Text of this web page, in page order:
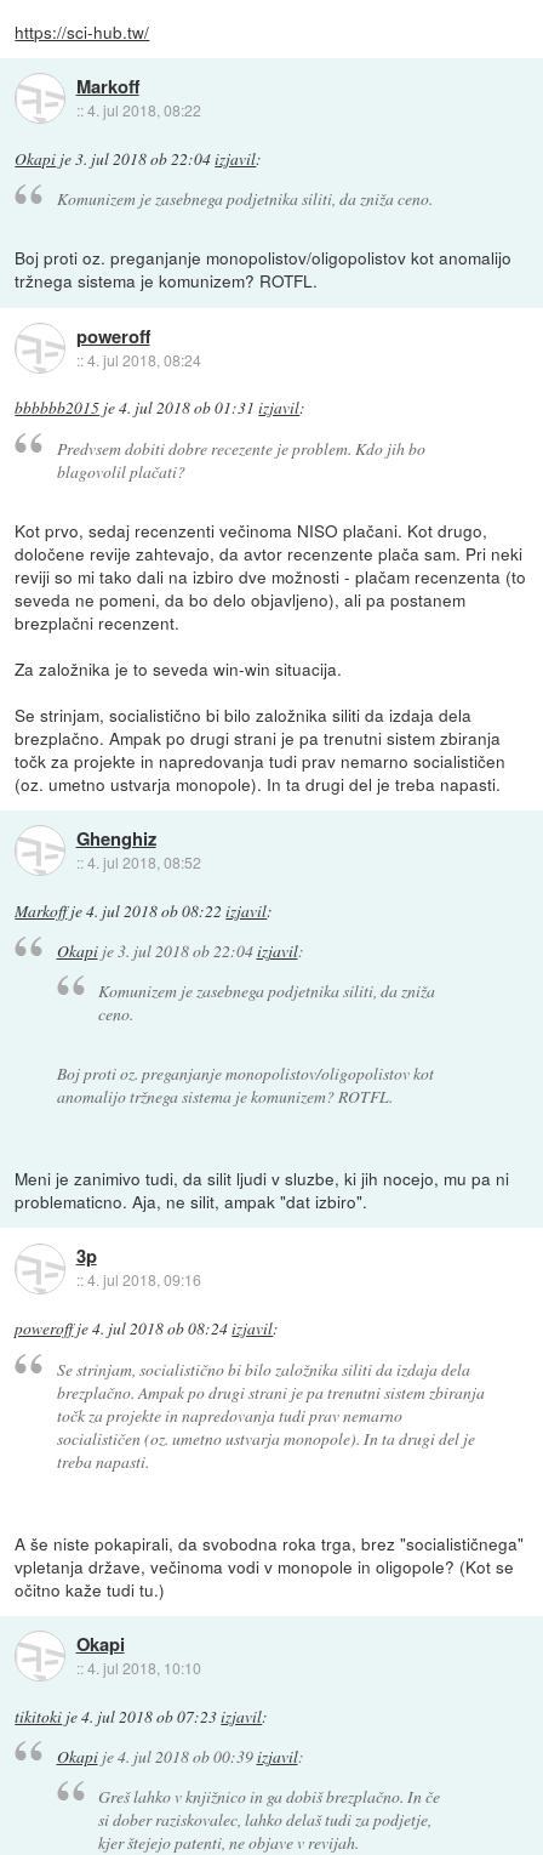
https://sci-hub.tw/
Markoff
::4. jul 2018, 08:22
Okapi je3. jul 2018 ob 22:04izjavil:
Komunizem je zasebnega podjetnika siliti, da zniža ceno.
Boj proti oz. preganjanje monopolistov/oligopolistov kot anomalijo
tržnega sistema je komunizem? ROTFL.
poweroff
::4. jul 2018, 08:24
bbbbbb2015 je4. jul 2018 ob 01:31 izjavil:
Predvsem dobiti dobre recezente je problem. Kdo jih bo
blagovolil plačati?
Kot prvo, sedaj recenzenti večinoma NISO plačani. Kot drugo,
določene revije zahtevajo, da avtor recenzente plača sam. Pri neki
reviji so mi tako dali na izbiro dve možnosti - plačam recenzenta (to
seveda ne pomeni, da bo delo objavljeno), ali pa postanem
brezplačni recenzent.
Za založnika je to seveda win-win situacija.
Se strinjam, socialistično bi bilo založnika siliti da izdaja dela
brezplačno. Ampak po drugi strani je pa trenutni sistem zbiranja
točk za projekte in napredovanja tudi prav nemarno socialističen
(oz. umetno ustvarja monopole). In ta drugi del je treba napasti.
Ghenghiz
::4. jul 2018, 08:52
Markoffje4. jul 2018 ob 08:22 izjavil:
Okapije3. jul 2018 ob 22:04izjavil:
Komunizem je zasebnega podjetnika siliti, da zniža
ceno.
Boj proti oz. preganjanje monopolistov/oligopolistov kot
anomalijo tržnega sistema je komunizem? ROTFL.
Meni je zanimivo tudi, da silit ljudi v sluzbe, ki jih nocejo, mu pa ni
problematicno. Aja, ne silit, ampak "dat izbiro".
3p
::4. jul 2018, 09:16
poweroffje4. jul 2018 ob 08:24izjavil:
Se strinjam, socialistično bi bilo založnika siliti da izdaja dela
brezplačno. Ampak po drugi strani je pa trenutni sistem zbiranja
točk za projekte in napredovanja tudi prav nemarno
socialističen (oz. umetno ustvarja monopole). In ta drugi del je
treba napasti.
A še niste pokapirali, da svobodna roka trga, brez "socialističnega"
vpletanja države, večinoma vodi v monopole in oligopole? (Kot se
očitno kaže tudi tu.)
Okapi
::4. jul 2018, 10:10
tikitoki je4. jul 2018 ob 07:23izjavil:
Okapije4. jul 2018 ob 00:39izjavil:
Greš lahko v knjižnico in ga dobiš brezplačno. In če
si dober raziskovalec, lahko delaš tudi za podjetje,
kjer štejejo patenti, ne objave v revijah.